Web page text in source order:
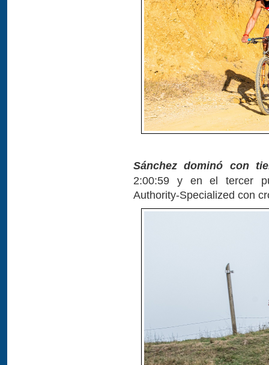
Sánchez dominó con
2:00:59 y en el tercer
Authority-Specialized con